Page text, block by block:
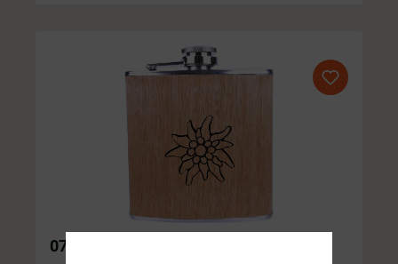
07 Flachmann Edelweiß